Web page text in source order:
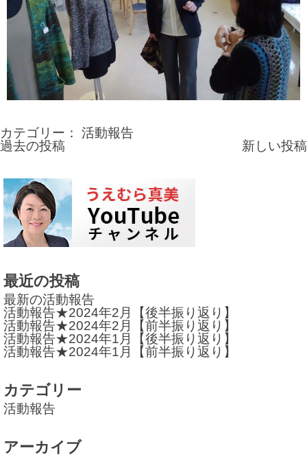
カテゴリー： 活動報告
投
稿
ナ
ビ
ゲ
ー
シ
ョ
ン
過去の投稿 新しい投稿
最近の投稿
最新の活動報告
活動報告★2024年2月【後半振り返り】
活動報告★2024年2月【前半振り返り】
活動報告★2024年1月【後半振り返り】
活動報告★2024年1月【前半振り返り】
カテゴリー
活動報告
アーカイブ